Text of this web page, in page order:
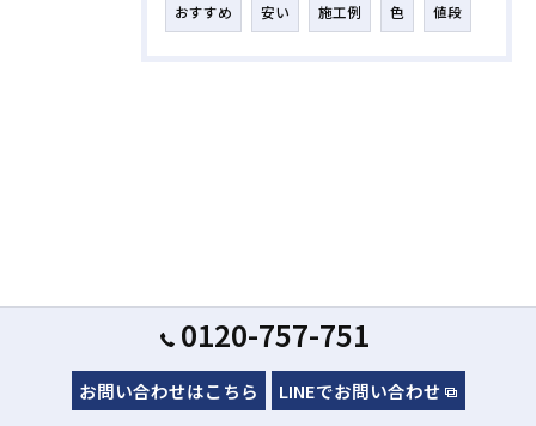
おすすめ 安い 施工例 色 値段
0120-757-751
お問い合わせはこちら LINEでお問い合わせ